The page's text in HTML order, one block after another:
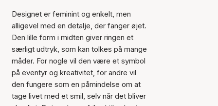
Designet er feminint og enkelt, men
alligevel med en detalje, der fanger øjet.
Den lille form i midten giver ringen et
særligt udtryk, som kan tolkes på mange
måder. For nogle vil den være et symbol
på eventyr og kreativitet, for andre vil
den fungere som en påmindelse om at
tage livet med et smil, selv når det bliver